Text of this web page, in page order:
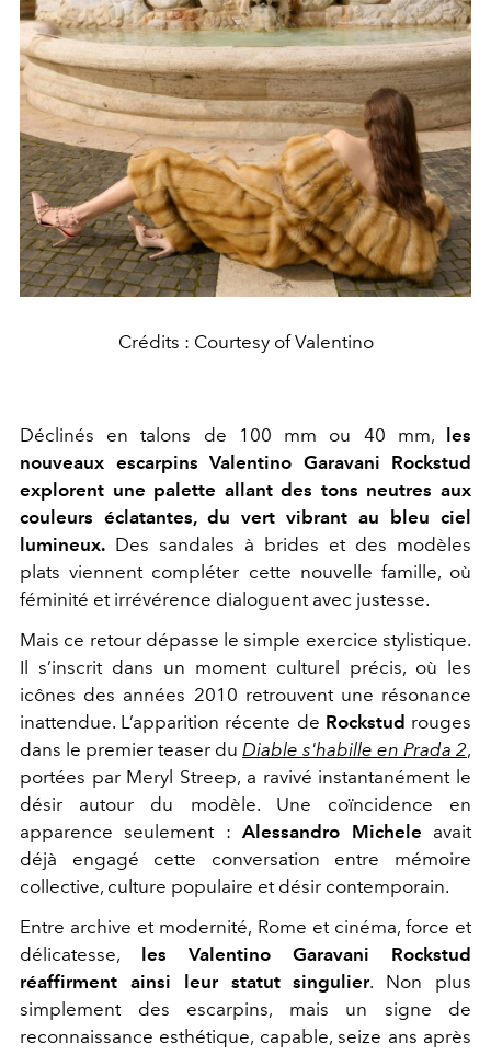
Crédits : Courtesy of Valentino
Déclinés en talons de 100 mm ou 40 mm,
les
nouveaux escarpins Valentino Garavani Rockstud
explorent une palette allant des tons neutres aux
couleurs éclatantes, du vert vibrant au bleu ciel
lumineux. Des sandales à brides et des modèles
plats viennent compléter cette nouvelle famille, où
féminité et irrévérence dialoguent avec justesse.
Mais ce retour dépasse le simple exercice stylistique.
Il s’inscrit dans un moment culturel précis, où les
icônes des années 2010 retrouvent une résonance
inattendue. L’apparition récente de Rockstud rouges
dans le premier teaser du Diable s'habille en Prada 2,
portées par Meryl Streep, a ravivé instantanément le
désir autour du modèle. Une coïncidence en
apparence seulement :Alessandro Michele avait
déjà engagé cette conversation entre mémoire
collective, culture populaire et désir contemporain.
Entre archive et modernité, Rome et cinéma, force et
délicatesse,
les Valentino Garavani Rockstud
réaffirment ainsi leur statut singulier. Non plus
simplement des escarpins, mais un signe de
reconnaissance esthétique, capable, seize ans après